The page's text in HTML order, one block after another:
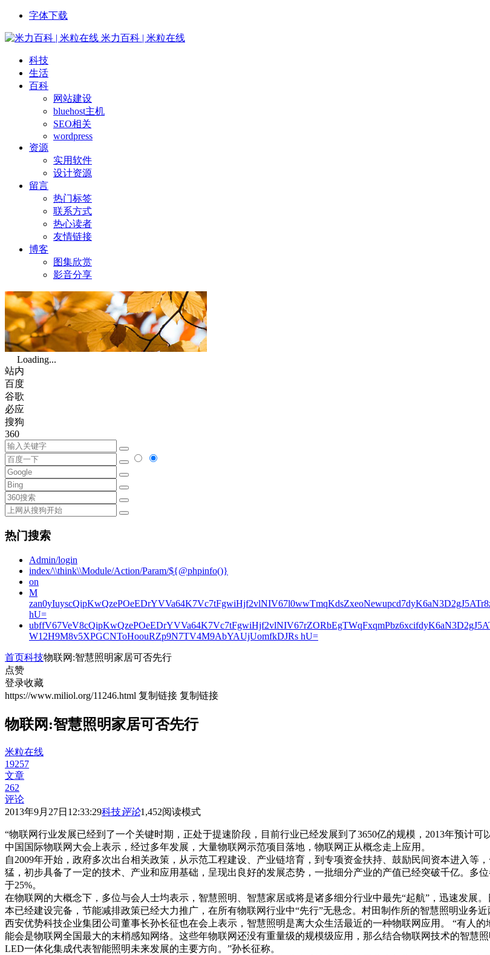
字体下载
米力百科 | 米粒在线
科技
生活
百科
网站建设
bluehost主机
SEO相关
wordpress
资源
实用软件
设计资源
留言
热门标签
联系方式
热心读者
友情链接
博客
图集欣赏
影音分享
Loading...
站内
百度
谷歌
必应
搜狗
360
热门搜索
Admin/login
index/\\think\\Module/Action/Param/${@phpinfo()}
on
M
hU=
W12H9M8v5XPGCNToHoouRZp9N7TV4M9AbYAUjUomfkDJRs hU=
首页科技物联网:智慧照明家居可否先行
点赞
登录收藏
https://www.miliol.org/11246.html 复制链接 复制链接
物联网:智慧照明家居可否先行
米粒在线
19257
文章
262
评论
2013年9月27日12:33:29科技评论1,452阅读模式
“物联网行业发展已经到了一个关键时期，正处于提速阶段，目前行业已经发展到了3650亿的规模，2013年预计
中国国际物联网大会上表示，经过多年发展，大量物联网示范项目落地，物联网正从概念走上应用。
自2009年开始，政府多次出台相关政策，从示范工程建设、产业链培育，到专项资金扶持、鼓励民间资本进入等
猛，初步具备了一定的技术、产业和应用基础，呈现出良好的发展态势，一批细分产业的产值已经突破千亿。多
于25%。
在物联网的大概念下，多位与会人士均表示，智慧照明、智慧家居或将是诸多细分行业中最先“起航”，迅速发展
本已经建设完备，节能减排政策已经大力推广，在所有物联网行业中“先行”无悬念。村田制作所的智慧照明业务近
西安优势科技企业集团公司董事长孙长征也在会上表示，智慧照明是离大众生活最近的一种物联网应用。 “有人
能会是物联网全国最大的末梢感知网络。这些年物联网还没有重量级的规模级应用，那么结合物联网技术的智慧
LED一体化集成代表智能照明未来发展的主要方向。”孙长征称。